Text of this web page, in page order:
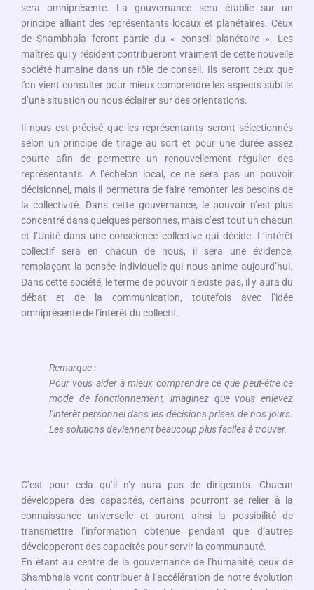
sera omniprésente. La gouvernance sera établie sur un
principe alliant des représentants locaux et planétaires. Ceux
de Shambhala feront partie du « conseil planétaire ». Les
maîtres qui y résident contribueront vraiment de cette nouvelle
société humaine dans un rôle de conseil. Ils seront ceux que
l’on vient consulter pour mieux comprendre les aspects subtils
d’une situation ou nous éclairer sur des orientations.
Il nous est précisé que les représentants seront sélectionnés
selon un principe de tirage au sort et pour une durée assez
courte afin de permettre un renouvellement régulier des
représentants. A l’échelon local, ce ne sera pas un pouvoir
décisionnel, mais il permettra de faire remonter les besoins de
la collectivité. Dans cette gouvernance, le pouvoir n’est plus
concentré dans quelques personnes, mais c’est tout un chacun
et l’Unité dans une conscience collective qui décide. L’intérêt
collectif sera en chacun de nous, il sera une évidence,
remplaçant la pensée individuelle qui nous anime aujourd’hui.
Dans cette société, le terme de pouvoir n’existe pas, il y aura du
débat et de la communication, toutefois avec l’idée
omniprésente de l’intérêt du collectif.
Remarque :
Pour vous aider à mieux comprendre ce que peut-être ce
mode de fonctionnement, imaginez que vous enlevez
l’intérêt personnel dans les décisions prises de nos jours.
Les solutions deviennent beaucoup plus faciles à trouver.
C’est pour cela qu’il n’y aura pas de dirigeants. Chacun
développera des capacités, certains pourront se relier à la
connaissance universelle et auront ainsi la possibilité de
transmettre l’information obtenue pendant que d’autres
développeront des capacités pour servir la communauté.
En étant au centre de la gouvernance de l’humanité, ceux de
Shambhala vont contribuer à l’accélération de notre évolution